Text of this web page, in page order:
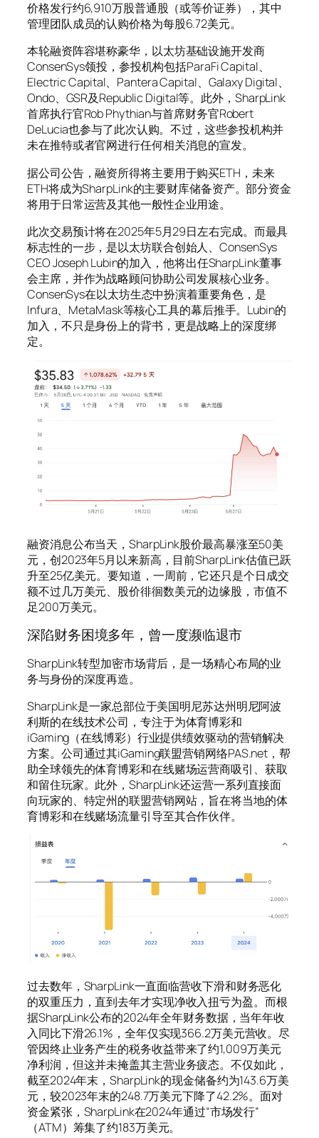
价格发行约6,910万股普通股（或等价证券），其中
管理团队成员的认购价格为每股6.72美元。
本轮融资阵容堪称豪华，以太坊基础设施开发商
ConsenSys领投，参投机构包括ParaFi Capital、
Electric Capital、Pantera Capital、Galaxy Digital、
Ondo、GSR及Republic Digital等。此外，SharpLink
首席执行官Rob Phythian与首席财务官Robert
DeLucia也参与了此次认购。不过，这些参投机构并
未在推特或者官网进行任何相关消息的宣发。
据公司公告，融资所得将主要用于购买ETH，未来
ETH将成为SharpLink的主要财库储备资产。部分资金
将用于日常运营及其他一般性企业用途。
此次交易预计将在2025年5月29日左右完成。而最具
标志性的一步，是以太坊联合创始人、ConsenSys
CEO Joseph Lubin的加入，他将出任SharpLink董事
会主席，并作为战略顾问协助公司发展核心业务。
ConsenSys在以太坊生态中扮演着重要角色，是
Infura、MetaMask等核心工具的幕后推手。Lubin的
加入，不只是身份上的背书，更是战略上的深度绑
定。
融资消息公布当天，SharpLink股价最高暴涨至50美
元，创2023年5月以来新高，目前SharpLink估值已跃
升至25亿美元。要知道，一周前，它还只是个日成交
额不过几万美元、股价徘徊数美元的边缘股，市值不
足200万美元。
深陷财务困境多年，曾一度濒临退市
SharpLink转型加密市场背后，是一场精心布局的业
务与身份的深度再造。
SharpLink是一家总部位于美国明尼苏达州明尼阿波
利斯的在线技术公司，专注于为体育博彩和
iGaming（在线博彩）行业提供绩效驱动的营销解决
方案。公司通过其iGaming联盟营销网络PAS.net，帮
助全球领先的体育博彩和在线赌场运营商吸引、获取
和留住玩家。此外，SharpLink还运营一系列直接面
向玩家的、特定州的联盟营销网站，旨在将当地的体
育博彩和在线赌场流量引导至其合作伙伴。
过去数年，SharpLink一直面临营收下滑和财务恶化
的双重压力，直到去年才实现净收入扭亏为盈。而根
据SharpLink公布的2024年全年财务数据，当年年收
入同比下滑26.1%，全年仅实现366.2万美元营收。尽
管因终止业务产生的税务收益带来了约1,009万美元
净利润，但这并未掩盖其主营业务疲态。不仅如此，
截至2024年末，SharpLink的现金储备约为143.6万美
元，较2023年末的248.7万美元下降了42.2%。面对
资金紧张，SharpLink在2024年通过“市场发行”
（ATM）筹集了约183万美元。